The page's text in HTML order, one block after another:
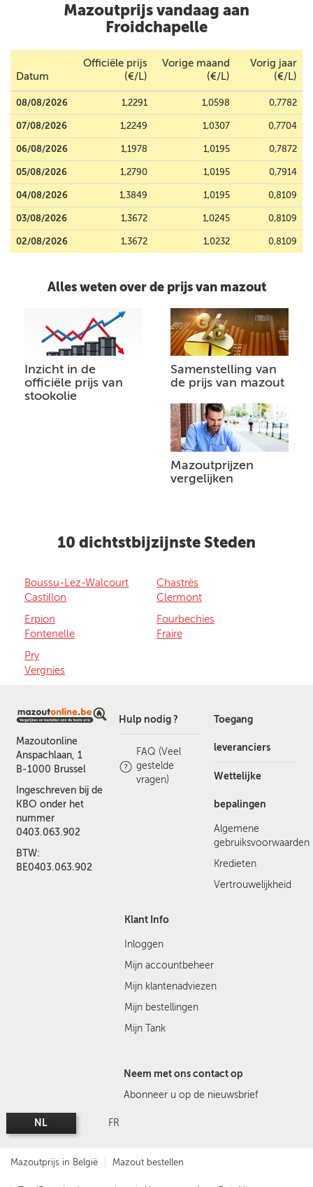
Mazoutprijs vandaag aan
Froidchapelle
Datum
Officiële prijs
(€/L)
Vorige maand
(€/L)
Vorig jaar
(€/L)
08/08/2026 1,2291 1,0598 0,7782
07/08/2026 1,2249 1,0307 0,7704
06/08/2026 1,1978 1,0195 0,7872
05/08/2026 1,2790 1,0195 0,7914
04/08/2026 1,3849 1,0195 0,8109
03/08/2026 1,3672 1,0245 0,8109
02/08/2026 1,3672 1,0232 0,8109
Alles weten over de prijs van mazout
Inzicht in de
officiële prijs van
stookolie
Samenstelling van
de prijs van mazout
Mazoutprijzen
vergelijken
10 dichtstbijzijnste Steden
Boussu-Lez-Walcourt
Castillon
Chastrès
Clermont
Erpion
Fontenelle
Fourbechies
Fraire
Pry
Vergnies
Mazoutonline
Anspachlaan, 1
B-1000 Brussel
Ingeschreven bij de
KBO onder het
nummer
0403.063.902
BTW:
BE0403.063.902
Hulp nodig ?
FAQ (Veel
gestelde
vragen)
Toegang
leveranciers
Wettelijke
bepalingen
Algemene
gebruiksvoorwaarden
Kredieten
Vertrouwelijkheid
Klant Info
Inloggen
Mijn accountbeheer
Mijn klantenadviezen
Mijn bestellingen
Mijn Tank
Neem met ons contact op
Abonneer u op de nieuwsbrief
NL FR
Mazoutprijs in België Mazout bestellen